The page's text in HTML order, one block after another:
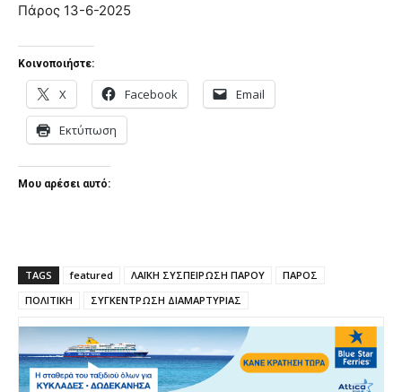
Πάρος 13-6-2025
Κοινοποιήστε:
X Facebook Email
Εκτύπωση
Μου αρέσει αυτό:
TAGS featured ΛΑΪΚΗ ΣΥΣΠΕΙΡΩΣΗ ΠΑΡΟΥ
ΠΑΡΟΣ
ΠΟΛΙΤΙΚΗ
ΣΥΓΚΕΝΤΡΩΣΗ ΔΙΑΜΑΡΤΥΡΙΑΣ